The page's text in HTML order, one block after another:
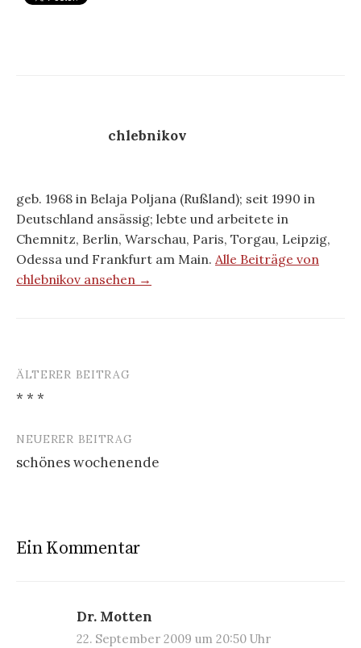
chlebnikov
geb. 1968 in Belaja Poljana (Rußland); seit 1990 in
Deutschland ansässig; lebte und arbeitete in
Chemnitz, Berlin, Warschau, Paris, Torgau, Leipzig,
Odessa und Frankfurt am Main. Alle Beiträge von
chlebnikov ansehen →
Beitrags-
ÄLTERER BEITRAG
* * *
NEUERER BEITRAG
schönes wochenende
Ein Kommentar
Dr. Motten
22. September 2009 um 20:50 Uhr